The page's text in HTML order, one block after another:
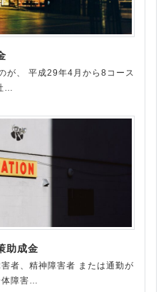
が、 平成29年4月から8コース
…
助成金
者、精神障害者 または通勤が
障害…